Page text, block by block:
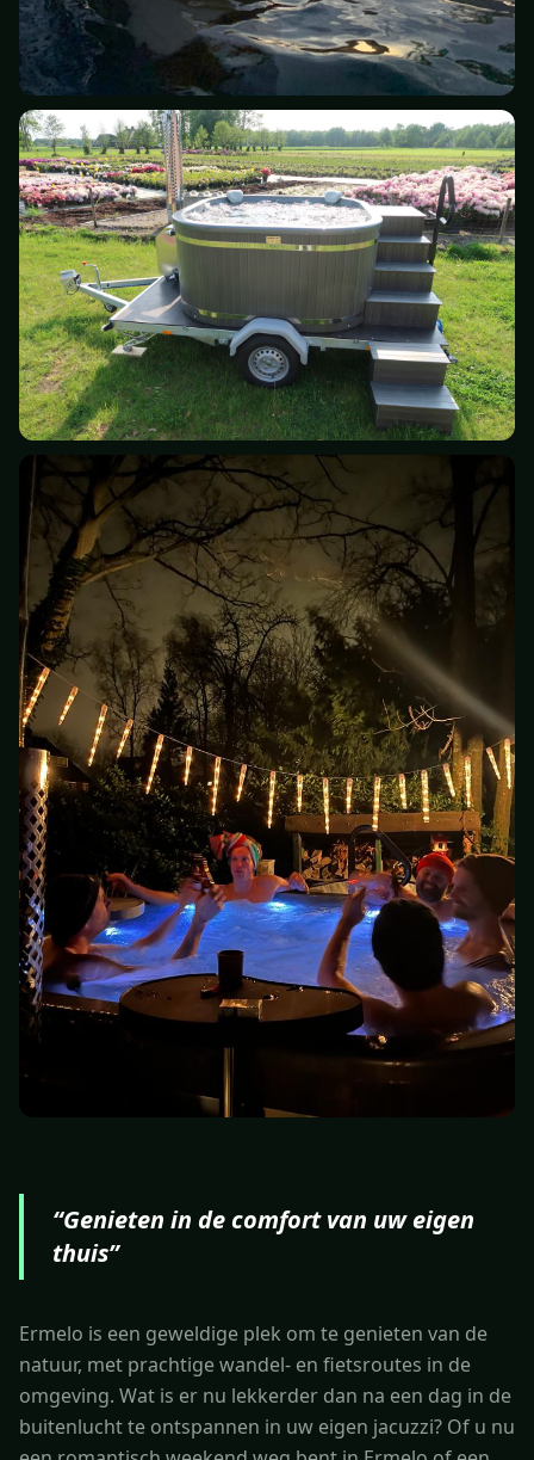
“Genieten in de comfort van uw eigen
thuis”
Ermelo is een geweldige plek om te genieten van de
natuur, met prachtige wandel- en fietsroutes in de
omgeving. Wat is er nu lekkerder dan na een dag in de
buitenlucht te ontspannen in uw eigen jacuzzi? Of u nu